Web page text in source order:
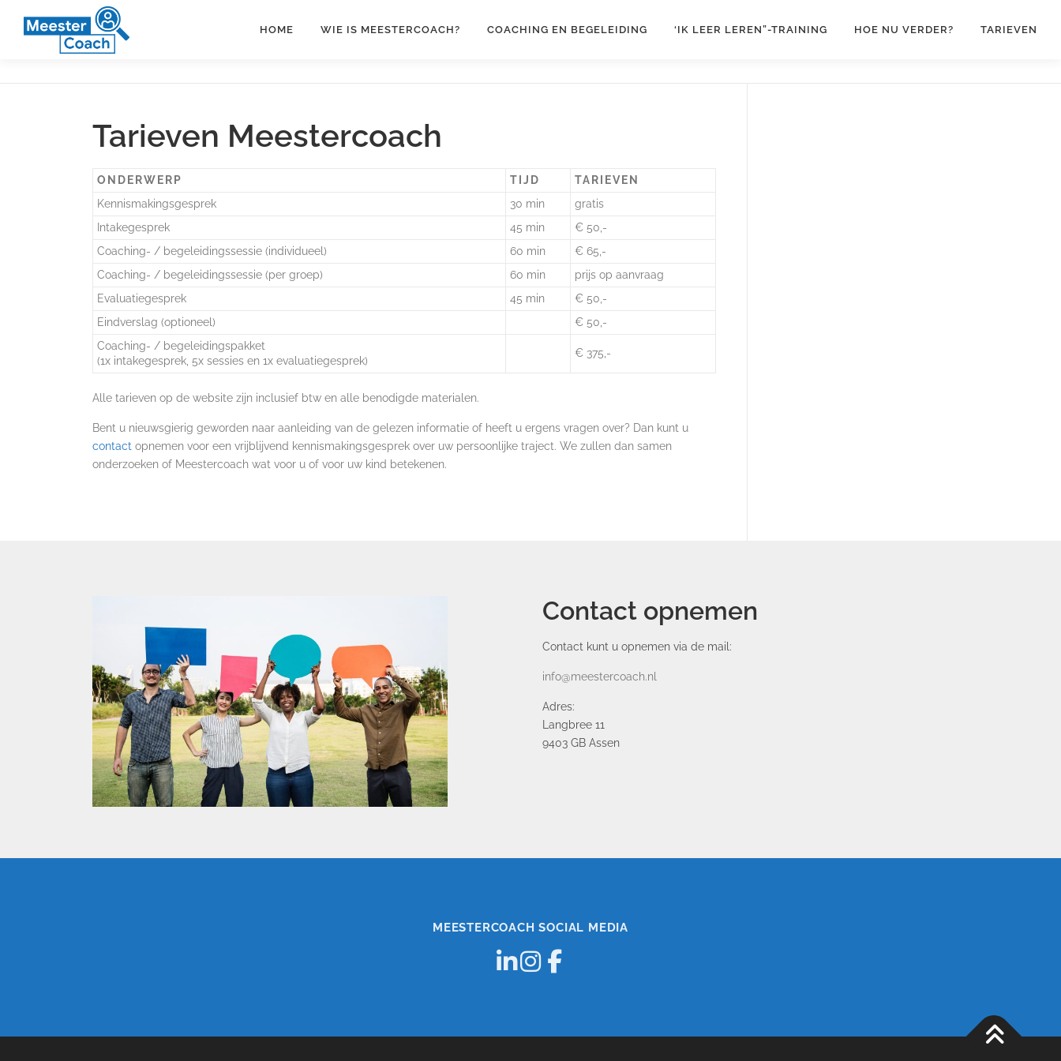
HOME WIE IS MEESTERCOACH? COACHING EN BEGELEIDING ‘IK LEER LEREN”-TRAINING HOE NU VERDER? TARIEVEN
Tarieven Meestercoach
ONDERWERP TIJD
TARIEVEN
Kennismakingsgesprek
30 min
gratis
Intakegesprek
45 min
€ 50,-
Coaching- / begeleidingssessie (individueel)
60 min
€ 65,-
Coaching- / begeleidingssessie (per groep)
60 min
prijs op aanvraag
Evaluatiegesprek
45 min
€ 50,-
Eindverslag (optioneel)
€ 50,-
Coaching- / begeleidingspakket
(1x intakegesprek, 5x sessies en 1x evaluatiegesprek)
€ 375,-
Alle tarieven op de website zijn inclusief btw en alle benodigde materialen.
Bent u nieuwsgierig geworden naar aanleiding van de gelezen informatie of heeft u ergens vragen over? Dan kunt u
contact opnemen voor een vrijblijvend kennismakingsgesprek over uw persoonlijke traject. We zullen dan samen
onderzoeken of Meestercoach wat voor u of voor uw kind betekenen.
Contact opnemen
Contact kunt u opnemen via de mail:
info@meestercoach.nl
Adres:
Langbree 11
9403 GB Assen
MEESTERCOACH SOCIAL MEDIA